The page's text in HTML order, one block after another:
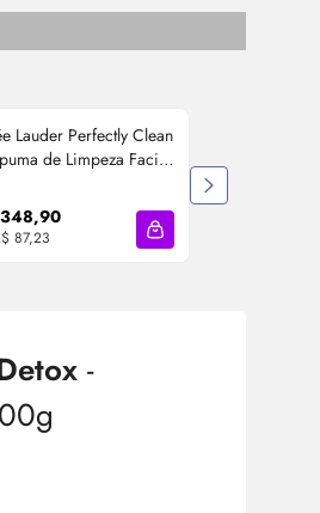
Lauder Perfectly Clean
de Limpeza Facial
87,23 Adicionar à sacola
-